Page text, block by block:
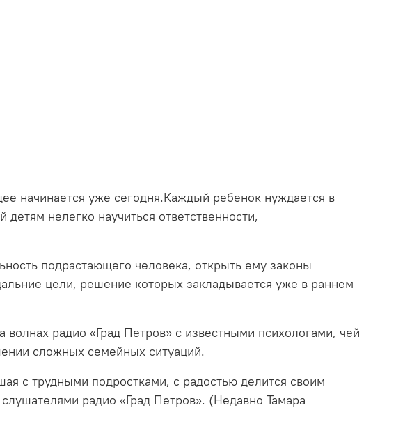
начинается уже сегодня.Каждый ребенок нуждается в
нелегко научиться ответственности,
подрастающего человека, открыть ему законы
цели, решение которых закладывается уже в раннем
радио «Град Петров» с известными психологами, чей
сложных семейных ситуаций.
с трудными подростками, с радостью делится своим
радио «Град Петров». (Недавно Тамара